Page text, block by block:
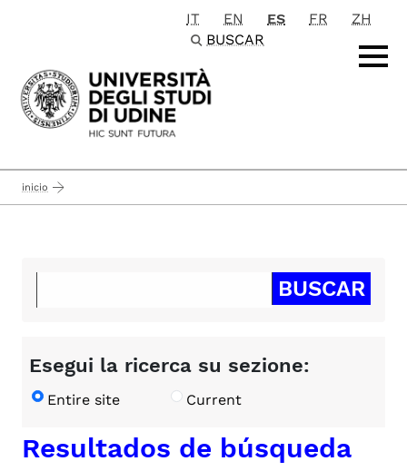
Passa al contenuto principale
IT EN ES FR
ZH
BUSCAR
inicio
Esegui la ricerca su sezione:
Entire site Current
Resultados de búsqueda